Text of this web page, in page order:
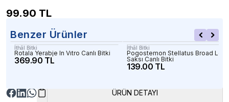
99.90 TL
Benzer Ürünler
İthâl Bitki
Rotala Yerabje In Vıtro Canlı Bitki
369.90 TL
İthâl Bitki
Pogostemon Stellatus Broad Leaf
Saksı Canlı Bitki
139.00 TL
ÜRÜN DETAYI